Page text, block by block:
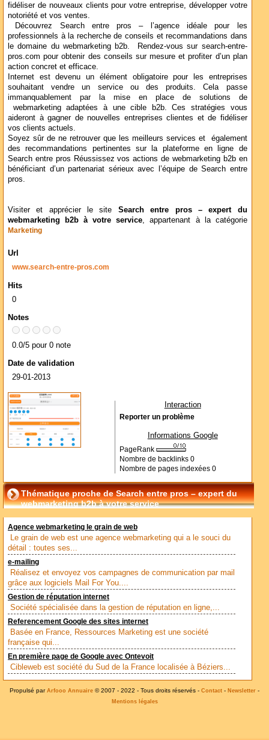
fidéliser de nouveaux clients pour votre entreprise, développer votre
notoriété et vos ventes.
Découvrez Search entre pros – l’agence idéale pour les
professionnels à la recherche de conseils et recommandations dans
le domaine du webmarketing b2b. Rendez-vous sur search-entre-
pros.com pour obtenir des conseils sur mesure et profiter d’un plan
action concret et efficace.
Internet est devenu un élément obligatoire pour les entreprises
souhaitant vendre un service ou des produits. Cela passe
immanquablement par la mise en place de solutions de
webmarketing adaptées à une cible b2b. Ces stratégies vous
aideront à gagner de nouvelles entreprises clientes et de fidéliser
vos clients actuels.
Soyez sûr de ne retrouver que les meilleurs services et également
des recommandations pertinentes sur la plateforme en ligne de
Search entre pros Réussissez vos actions de webmarketing b2b en
bénéficiant d’un partenariat sérieux avec l’équipe de Search entre
pros.
Visiter et apprécier le site Search entre pros – expert du
webmarketing b2b à votre service, appartenant à la catégorie
Marketing
Url
www.search-entre-pros.com
Hits
0
Notes
0.0/5 pour 0 note
Date de validation
29-01-2013
Interaction
Reporter un problème
Informations Google
PageRank
Nombre de backlinks 0
Nombre de pages indexées 0
Thématique proche de Search entre pros – expert du
webmarketing b2b à votre service
Agence webmarketing le grain de web
Le grain de web est une agence webmarketing qui a le souci du
détail : toutes ses...
e-mailing
Réalisez et envoyez vos campagnes de communication par mail
grâce aux logiciels Mail For You....
Gestion de réputation internet
Société spécialisée dans la gestion de réputation en ligne,...
Referencement Google des sites internet
Basée en France, Ressources Marketing est une société
française qui...
En première page de Google avec Ontevoit
Cibleweb est société du Sud de la France localisée à Béziers...
Propulsé par Arfooo Annuaire © 2007 - 2022 - Tous droits réservés - Contact - Newsletter -
Mentions légales